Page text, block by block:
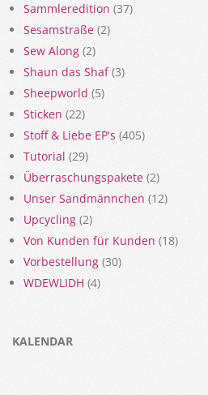
Sammleredition (37)
Sesamstraße (2)
Sew Along (2)
Shaun das Shaf(3)
Sheepworld (5)
Sticken (22)
Stoff & Liebe EP's (405)
Tutorial (29)
Überraschungspakete (2)
Unser Sandmännchen (12)
Upcycling (2)
Von Kunden für Kunden (18)
Vorbestellung (30)
WDEWLIDH (4)
KALENDAR